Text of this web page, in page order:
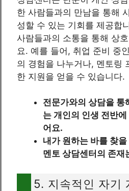
한 사람들과의 만남을 통해
성할 수 있는 기회를 제공합
사람들과의 소통을 통해 상
요. 예를 들어, 취업 준비 중
의 경험을 나누거나, 멘토링
한 지원을 얻을 수 있습니다.
전문가와의 상담을 통
는 개인의 인생 전반
어요.
내가 원하는 바를 찾
멘토 상담센터의 존재
5. 지속적인 자기